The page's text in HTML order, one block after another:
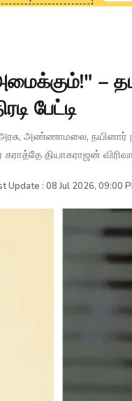
–
பேட்டி
அண்ணாமலை, நயினார்
தியாகராஜன்
Update : 08 Jul 2026, 09:00